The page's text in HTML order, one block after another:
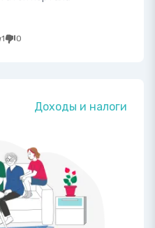
1 0
Доходы и налоги